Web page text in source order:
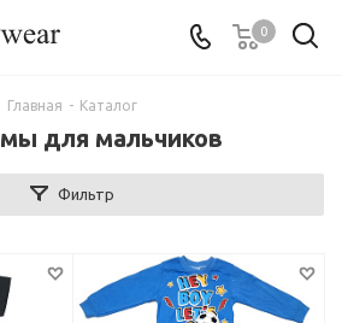
0
Главная - Каталог
для мальчиков
Фильтр